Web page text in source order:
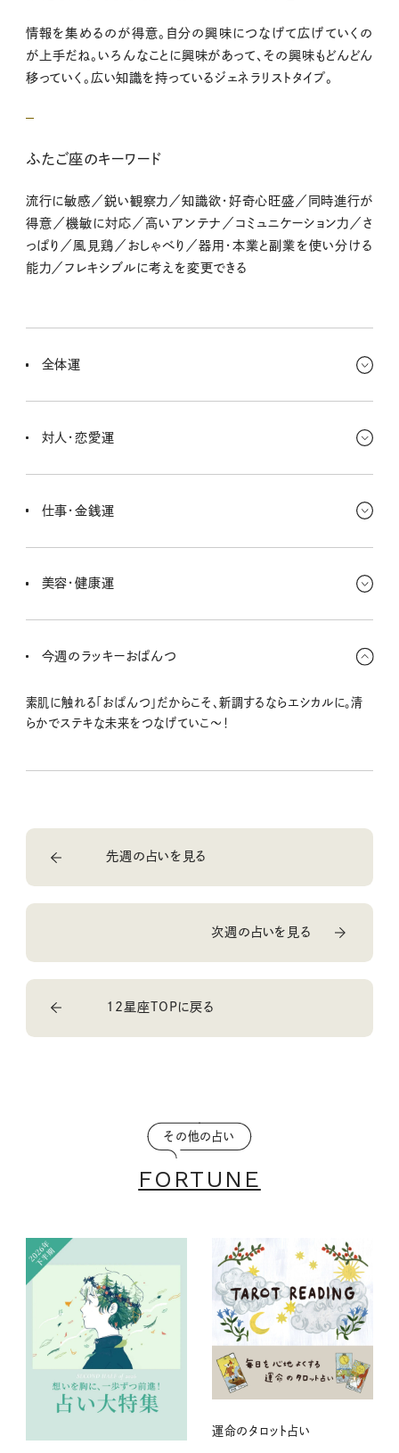
情報を集めるのが得意。自分の興味につなげて広げていくの
が上手だね。いろんなことに興味があって、その興味もどんどん
移っていく。広い知識を持っているジェネラリストタイプ。
ふたご座のキーワード
流行に敏感／鋭い観察力／知識欲・好奇心旺盛／同時進行が
得意／機敏に対応／高いアンテナ／コミュニケーション力／さ
っぱり／風見鶏／おしゃべり／器用・本業と副業を使い分ける
能力／フレキシブルに考えを変更できる
全体運
ういう方向に思い切って舵を切ると、もしかしたら生涯の仕事になる
対人・恋愛運
に投げかけた質問の返信が遅くたって、おおらかに待とう〜。お久し
仕事・金銭運
の調子はいいけど、食事会が続くとピンチになるかも。乗り気じゃな
美容・健康運
アは徹底的にね。両面から美しく磨いてこ！ 飲み過ぎには注意して
今週のラッキーおぱんつ
素肌に触れる「おぱんつ」だからこそ、新調するならエシカルに。清
らかでステキな未来をつなげていこ〜！
先週の占いを見る
次週の占いを見る
12星座TOPに戻る
その他の占い
FORTUNE
運命のタロット占い